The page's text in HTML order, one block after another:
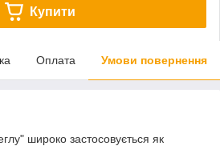
Купити
Оплата Умови повернення
широко застосовується як